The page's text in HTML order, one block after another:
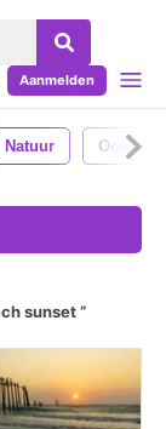
Aanmelden
Natuur Oceaan
sunset